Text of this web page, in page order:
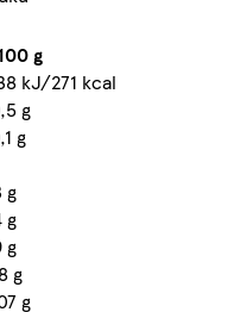
g
kJ/271 kcal
g
g
g
g
g
g
g